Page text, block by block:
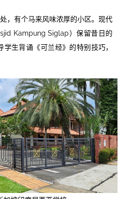
，有个马来风味浓厚的小区。现代
Kampung Siglap）保留昔日的
生背诵《可兰经》的特别技巧，